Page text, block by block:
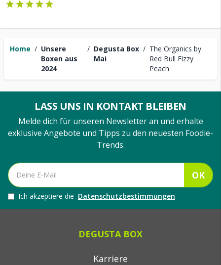
Home / Unsere
Boxen aus
2024
/ Degusta Box
Mai
/ The Organics by
Red Bull Fizzy
Peach
LASS UNS IN KONTAKT BLEIBEN
Melde dich für unseren Newsletter an und erhalte
exklusive Angebote und Tipps zu den neuesten Foodie-
Trends.
OK
Ich akzeptiere die Datenschutzbestimmungen
DEGUSTA BOX
Karriere